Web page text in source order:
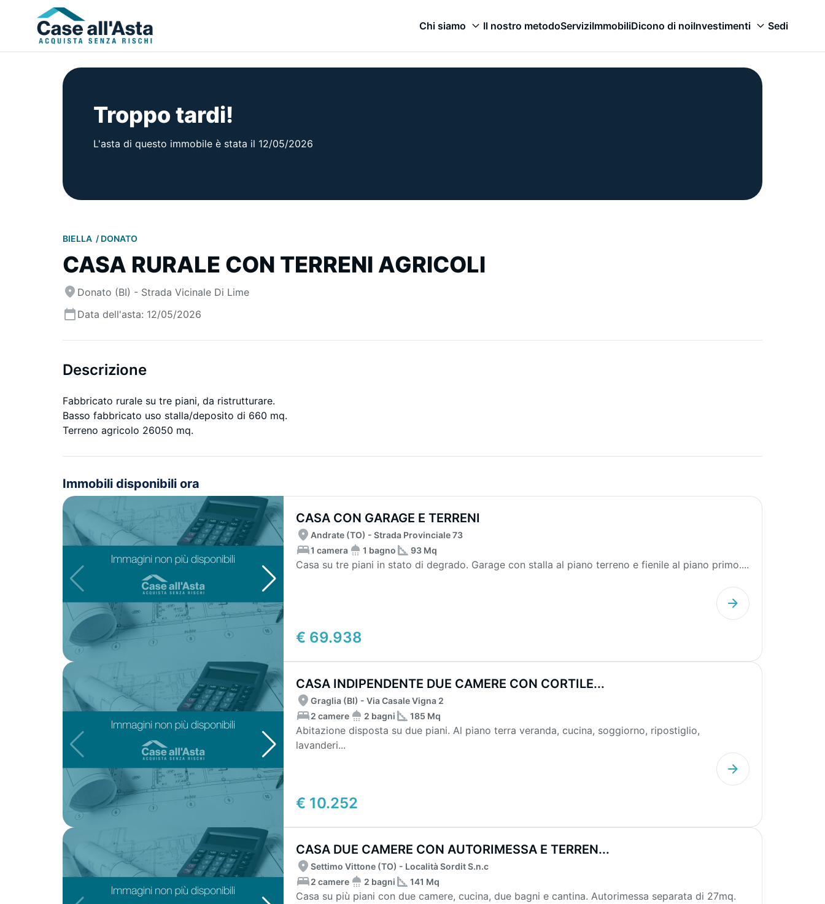
Chi siamo Il nostro metodoServiziImmobiliDicono di noiInvestimenti Sedi
Troppo tardi!
L'asta di questo immobile è stata il 12/05/2026
BIELLA DONATO
CASA RURALE CON TERRENI AGRICOLI
Donato (BI) - Strada Vicinale Di Lime
Data dell'asta: 12/05/2026
Descrizione
Fabbricato rurale su tre piani, da ristrutturare.
Basso fabbricato uso stalla/deposito di 660 mq.
Terreno agricolo 26050 mq.
Immobili disponibili ora
CASA CON GARAGE E TERRENI
€ 69.938
Andrate (TO) - Strada Provinciale 73
1 camera
1 bagno 93 Mq
Casa su tre piani in stato di degrado. Garage con stalla al piano terreno e fienile al piano primo....
CASA INDIPENDENTE DUE CAMERE CON CORTILE...
€ 10.252
Graglia (BI) - Via Casale Vigna 2
2 camere
2 bagni 185 Mq
Abitazione disposta su due piani. Al piano terra veranda, cucina, soggiorno, ripostiglio,
lavanderi...
CASA DUE CAMERE CON AUTORIMESSA E TERREN...
Settimo Vittone (TO) - Località Sordit S.n.c
2 camere
2 bagni 141 Mq
Casa su più piani con due camere, cucina, due bagni e cantina. Autorimessa separata di 27mq.